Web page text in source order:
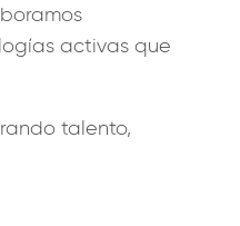
activas que
talento,